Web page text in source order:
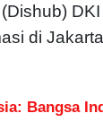
di
Bangsa